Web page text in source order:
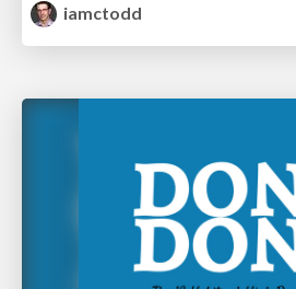
iamctodd